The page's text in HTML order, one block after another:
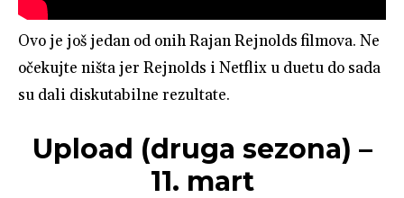
Ovo je još jedan od onih Rajan Rejnolds filmova. Ne
očekujte ništa jer Rejnolds i Netflix u duetu do sada
su dali diskutabilne rezultate.
Upload (druga sezona) –
11. mart